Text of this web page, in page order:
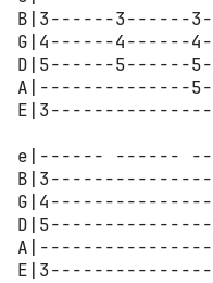
B|3------3------
G|4------4------
D|5------5------
A|--------------
e|------ ------